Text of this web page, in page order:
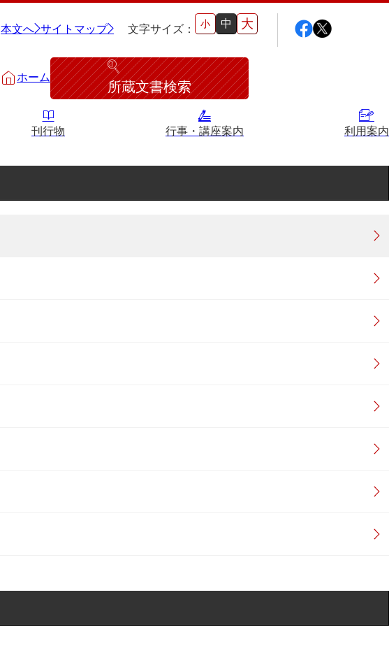
本文へ サイトマップ 文字サイズ： 小 中 大
ホーム
所蔵文書検索
刊行物 行事・講座案内 利用案内